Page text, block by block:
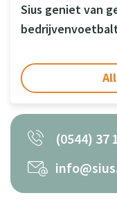
Sius geniet van
(0544) 37